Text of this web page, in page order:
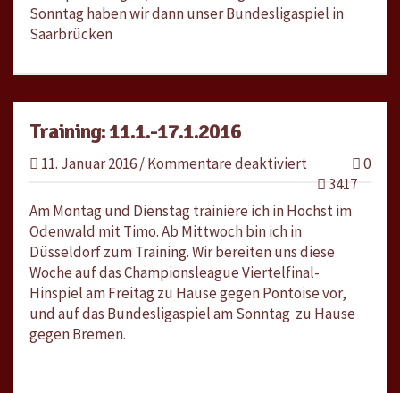
Sonntag haben wir dann unser Bundesligaspiel in
Saarbrücken
Training: 11.1.-17.1.2016
11. Januar 2016/Kommentare deaktiviertfür
Training:
11.1.-17.1.2016
0
3417
Am Montag und Dienstag trainiere ich in Höchst im
Odenwald mit Timo. Ab Mittwoch bin ich in
Düsseldorf zum Training. Wir bereiten uns diese
Woche auf das Championsleague Viertelfinal-
Hinspiel am Freitag zu Hause gegen Pontoise vor,
und auf das Bundesligaspiel am Sonntag zu Hause
gegen Bremen.